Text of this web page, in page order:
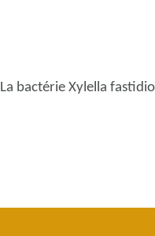
La bactérie Xylella